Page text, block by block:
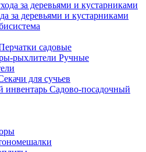
за деревьями и кустарниками
садовые
Ручные
для сучьев
Садово-посадочный